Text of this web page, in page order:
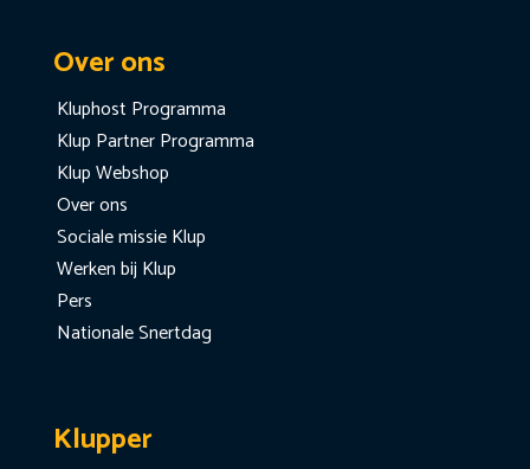
Over ons
Kluphost Programma
Klup Partner Programma
Klup Webshop
Over ons
Sociale missie Klup
Werken bij Klup
Pers
Nationale Snertdag
Klupper